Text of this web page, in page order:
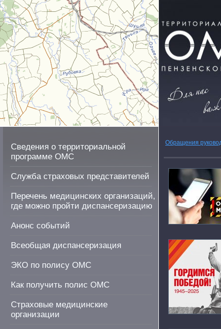
Сведения о территориальной
программе ОМС
Служба страховых представителей
Перечень медицинских организаций,
где можно пройти диспансеризацию
Анонс событий
Всеобщая диспансеризация
ЭКО по полису ОМС
Как получить полис ОМС
Страховые медицинские
организации
Обращения